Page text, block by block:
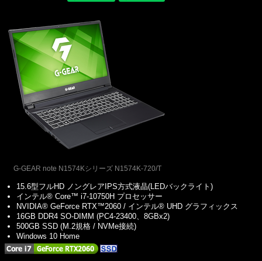
G-GEAR note N1574Kシリーズ N1574K-720/T
15.6型フルHD ノングレアIPS方式液晶(LEDバックライト)
インテル® Core™ i7-10750H プロセッサー
NVIDIA® GeForce RTX™2060 / インテル® UHD グラフィックス
16GB DDR4 SO-DIMM (PC4-23400、8GBx2)
500GB SSD (M.2規格 / NVMe接続)
Windows 10 Home